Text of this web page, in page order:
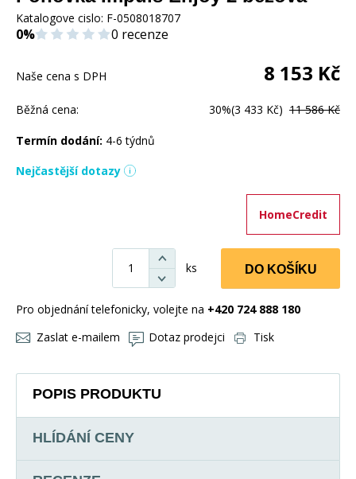
Katalogove cislo: F-0508018707
0% 0 recenze
Naše cena s DPH 8 153 Kč
Běžná cena: 30%(3 433 Kč) 11 586 Kč
Termín dodání: 4-6 týdnů
Nejčastější dotazy
HomeCredit
ks DO KOŠÍKU
Pro objednání telefonicky, volejte na +420 724 888 180
Zaslat e-mailem
Dotaz prodejci Tisk
POPIS PRODUKTU
HLÍDÁNÍ CENY